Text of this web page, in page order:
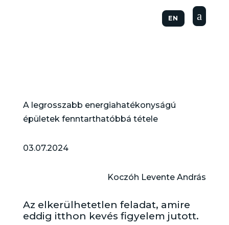
EN a
A legrosszabb energiahatékonyságú
épületek fenntarthatóbbá tétele
03.07.2024
Koczóh Levente András
Az elkerülhetetlen feladat, amire
eddig itthon kevés figyelem jutott.